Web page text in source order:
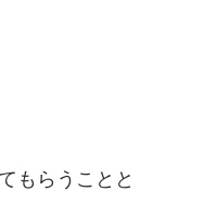
もらうことと